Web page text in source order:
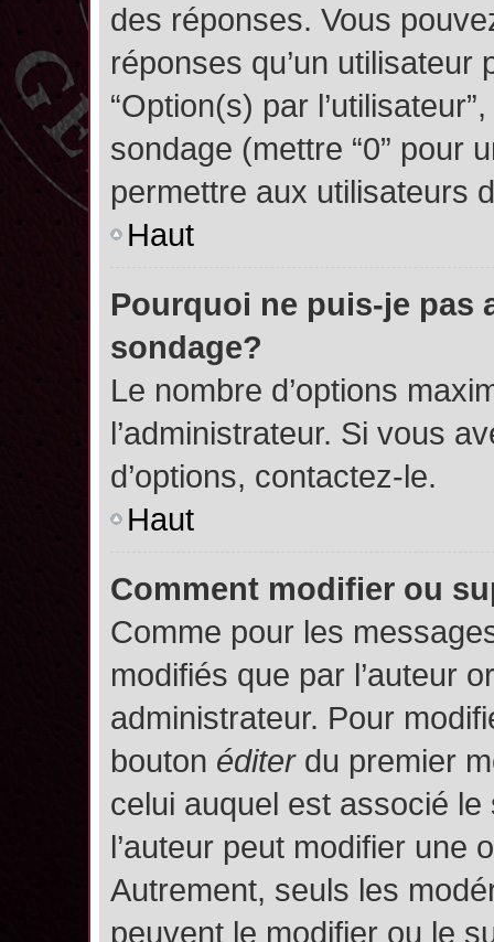
des réponses. Vous
réponses qu’un
“Option(s) par
sondage (mettre “0” pour
permettre aux utilisateurs
Haut
Pourquoi ne puis-je pas
sondage?
Le nombre d’options
l’administrateur. Si vous
d’options, contactez-le.
Haut
Comment modifier ou
Comme pour les
modifiés que par l’auteur
administrateur. Pour
bouton éditerdu premier
celui auquel est associé le
l’auteur peut modifier une
Autrement, seuls les
peuvent le modifier ou le